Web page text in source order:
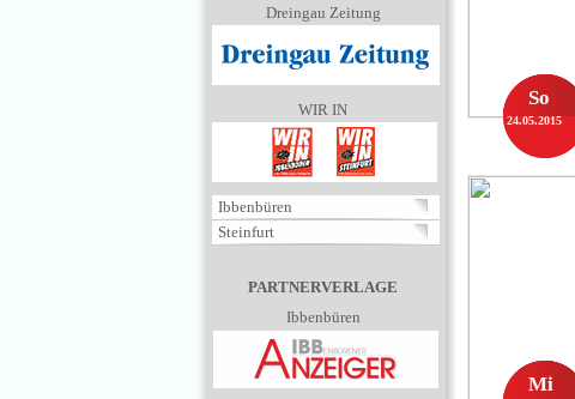
Dreingau Zeitung
WIR IN
Ibbenbüren
Steinfurt
PARTNERVERLAGE
Ibbenbüren
So
24.05.2015
Mi